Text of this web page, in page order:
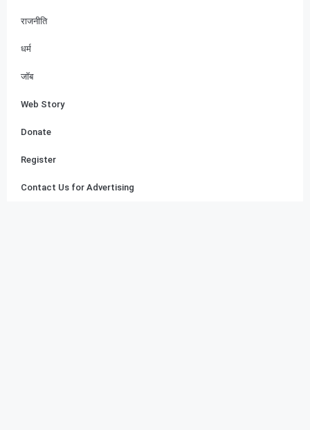
राजनीति
धर्म
जॉब
Web Story
Donate
Register
Contact Us for Advertising